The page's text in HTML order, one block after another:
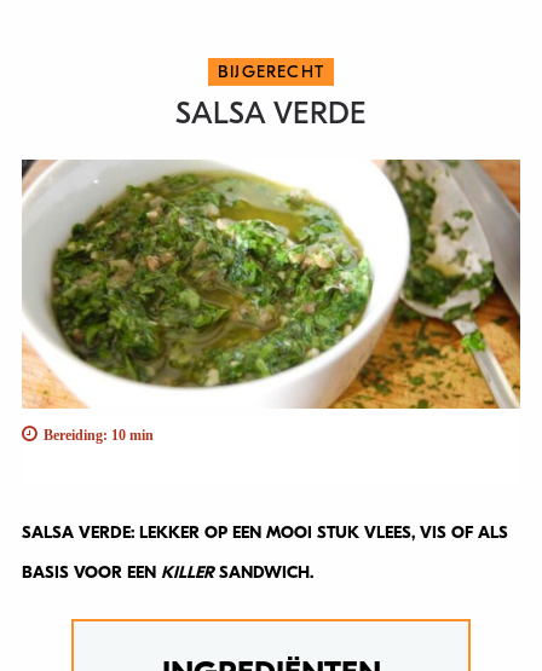
BIJGERECHT
SALSA VERDE
Bereiding: 10 min
SALSA VERDE: LEKKER OP EEN MOOI STUK VLEES, VIS OF ALS
BASIS VOOR EEN KILLERSANDWICH.